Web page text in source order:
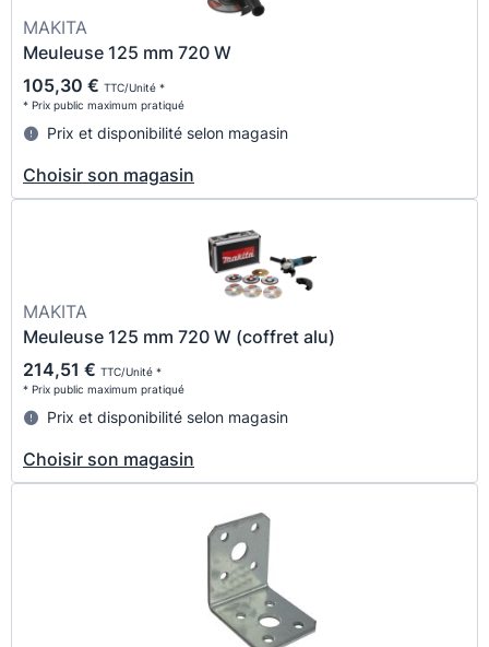
MAKITA
Meuleuse 125 mm 720 W
105,30 € TTC/Unité *
* Prix public maximum pratiqué
Prix et disponibilité selon magasin
Choisir son magasin
MAKITA
Meuleuse 125 mm 720 W (coffret alu)
214,51 € TTC/Unité *
* Prix public maximum pratiqué
Prix et disponibilité selon magasin
Choisir son magasin